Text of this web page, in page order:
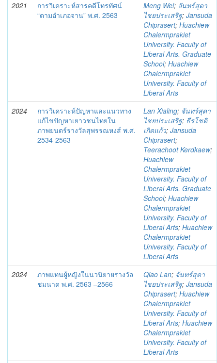
2021
การวิเคราะห์สารคดีโทรทัศน์
“ตามอำเภอจาน” พ.ศ. 2563
Meng Wei; จันทร์สุดา
ไชยประเสริฐ; Jansuda
Chiprasert; Huachiew
Chalermprakiet
University. Faculty of
Liberal Arts. Graduate
School; Huachiew
Chalermprakiet
University. Faculty of
Liberal Arts
2024
การวิเคราะห์ปัญหาและแนวทาง
แก้ไขปัญหาเยาวชนไทยใน
ภาพยนตร์รางวัลสุพรรณหงส์ พ.ศ.
2534-2563
Lan Xialing; จันทร์สุดา
ไชยประเสริฐ; ธีรโชติ
เกิดแก้ว; Jansuda
Chiprasert;
Teerachoot Kerdkaew;
Huachiew
Chalermprakiet
University. Faculty of
Liberal Arts. Graduate
School; Huachiew
Chalermprakiet
University. Faculty of
Liberal Arts; Huachiew
Chalermprakiet
University. Faculty of
Liberal Arts
2024
ภาพแทนผู้หญิงในนวนิยายรางวัล
ชมนาด พ.ศ. 2563 –2566
Qiao Lan; จันทร์สุดา
ไชยประเสริฐ; Jansuda
Chiprasert; Huachiew
Chalermprakiet
University. Faculty of
Liberal Arts; Huachiew
Chalermprakiet
University. Faculty of
Liberal Arts